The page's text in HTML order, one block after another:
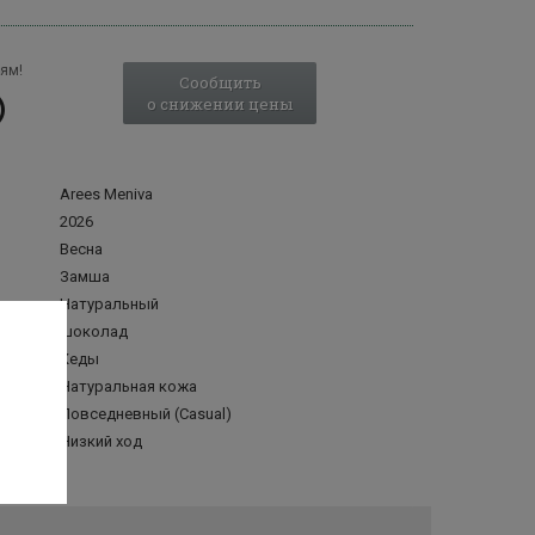
Сообщить
о снижении цены
Arees Meniva
2026
Весна
Замша
Натуральный
шоколад
Кеды
Натуральная кожа
Повседневный (Casual)
Низкий ход